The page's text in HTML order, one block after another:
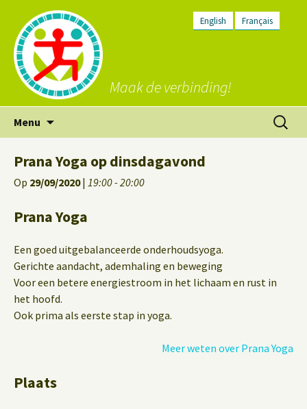
English Français
Maak de verbinding!
Menu
inhoud
Zoeken
naar:
Prana Yoga op dinsdagavond
Op 29/09/2020| 19:00 - 20:00
Prana Yoga
Een goed uitgebalanceerde onderhoudsyoga.
Gerichte aandacht, ademhaling en beweging
Voor een betere energiestroom in het lichaam en rust in
het hoofd.
Ook prima als eerste stap in yoga.
Meer weten over Prana Yoga
Plaats